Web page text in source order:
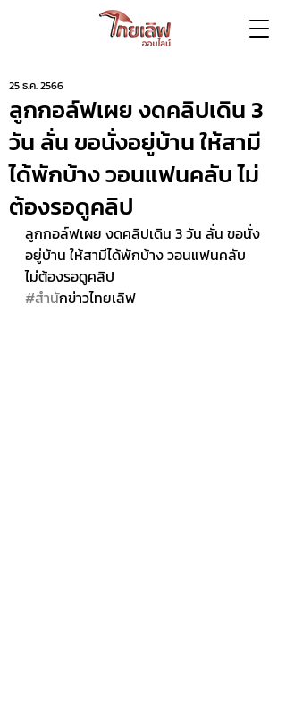
ลูกกอล์ฟเผย งดคลิปเดิน 3
วัน ลั่น ขอนั่งอยู่บ้าน ให้สามี
ได้พักบ้าง วอนแฟนคลับ ไม่
ต้องรอดูคลิป
25 ธ.ค. 2566
ลูกกอล์ฟเผย งดคลิปเดิน 3 วัน ลั่น ขอนั่ง
อยู่บ้าน ให้สามีได้พักบ้าง วอนแฟนคลับ
ไม่ต้องรอดูคลิป
#สำนักข่าวไทยเลิฟ